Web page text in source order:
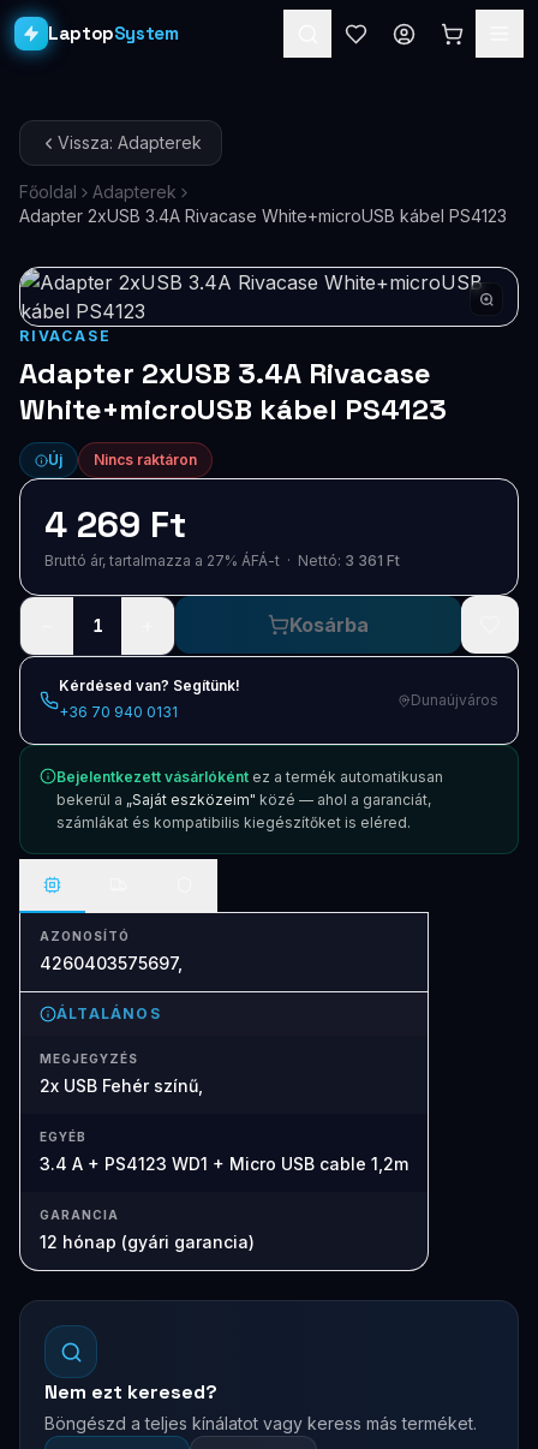
LaptopSystem
Asztali PC-k
Workstation PRO
Monitorok
Dokkolók
Kiegészítők
Akciók
Blog
Támogatás
Új termékek ÚJ
Keresés Vásárlás
Vissza: Adapterek
Főoldal
Adapterek
Adapter 2xUSB 3.4A Rivacase White+microUSB kábel PS4123
RIVACASE
Adapter 2xUSB 3.4A Rivacase
White+microUSB kábel PS4123
Új Nincs raktáron
4 269 Ft
Bruttó ár, tartalmazza a 27% ÁFÁ-t · Nettó: 3 361 Ft
1 Kosárba
Kérdésed van? Segítünk!
+36 70 940 0131
Dunaújváros
Bejelentkezett vásárlóként ez a termék automatikusan
bekerül a „Saját eszközeim" közé — ahol a garanciát,
számlákat és kompatibilis kiegészítőket is eléred.
AZONOSÍTÓ
4260403575697,
ÁLTALÁNOS
MEGJEGYZÉS
2x USB Fehér színű,
EGYÉB
3.4 A + PS4123 WD1 + Micro USB cable 1,2m
GARANCIA
12 hónap (gyári garancia)
Nem ezt keresed?
Böngészd a teljes kínálatot vagy keress más terméket.